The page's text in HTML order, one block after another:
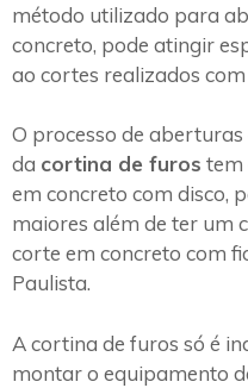
método utilizado para
concreto, pode atingir
ao cortes realizados
O processo de
da cortina de furos tem
em concreto com disco,
maiores além de ter um
corte em concreto com
Paulista.
A cortina de furos só é
montar o equipamento